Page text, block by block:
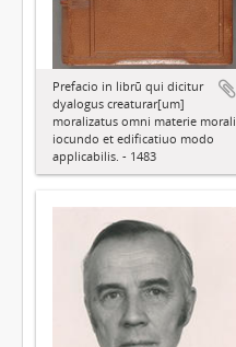
Prefacio in librū qui dicitur
dyalogus creaturar[um]
moralizatus omni materie morali
iocundo et edificatiuo modo
applicabilis. - 1483